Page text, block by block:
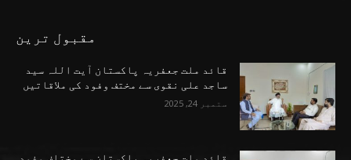
مقبول ترین
قائد ملت جعفریہ پاکستان آیت اللہ سید
ساجد علی نقوی سے مختف وفود کی ملاقاتیں
ستمبر 24, 2025
قائد ملت جعفریہ پاکستان سے مختلف وفود